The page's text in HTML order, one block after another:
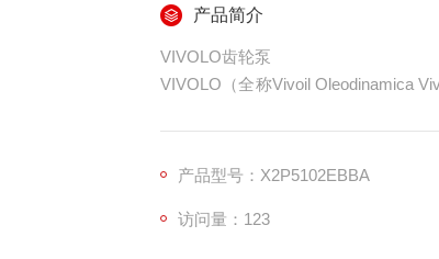
产品简介
VIVOLO齿轮泵
VIVOLO（全称Vivoil Oleodinamica
业、农业、轻型工程等常规液压场景
产品型号：X2P5102EBBA
访问量：123